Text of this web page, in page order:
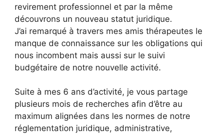
revirement professionnel et par la même
découvrons un nouveau statut juridique.
J’ai remarqué à travers mes amis thérapeutes le
manque de connaissance sur les obligations qui
nous incombent mais aussi sur le suivi
budgétaire de notre nouvelle activité.
Suite à mes 6 ans d’activité, je vous partage
plusieurs mois de recherches afin d’être au
maximum alignées dans les normes de notre
réglementation juridique, administrative,